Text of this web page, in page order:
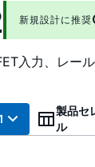
新規設計に推奨
入力、レー
製品セ
ル